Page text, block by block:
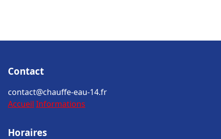
Contact
contact@chauffe-eau-14.fr
Accueil Informations
Horaires